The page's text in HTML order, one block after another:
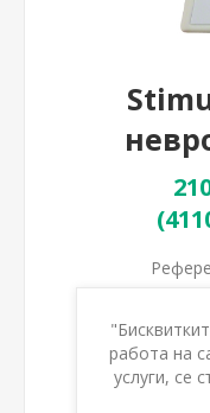
работа на
услуги, се